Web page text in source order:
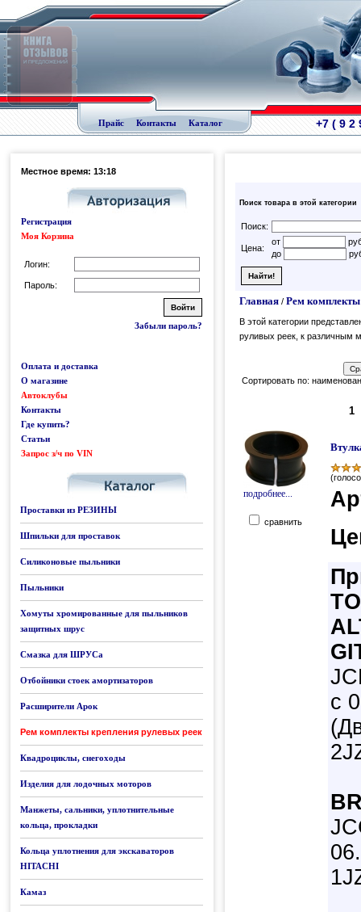
Прайс Контакты Каталог +7 ( 9 2
Местное время: 13:18
Регистрация
Моя Корзина
Логин:
Пароль:
Забыли пароль?
Оплата и доставка
О магазине
Автоклубы
Контакты
Где купить?
Статьи
Запрос з/ч по VIN
Проставки из РЕЗИНЫ
Шпильки для проставок
Силиконовые пыльники
Пыльники
Хомуты хромированные для пыльников
защитных шрус
Смазка для ШРУСа
Отбойники стоек амортизаторов
Расширители Арок
Рем комплекты крепления рулевых реек
Квадроциклы, снегоходы
Изделия для лодочных моторов
Манжеты, сальники, уплотнительные
кольца, прокладки
Кольца уплотнения для экскаваторов
HITACHI
Камаз
Поиск товара в этой категории
Поиск:
Цена:
от
до
Главная / Рем комплекты
В этой категории
руливых реек, к различным
Сортировать по:
1
подробнее...
сравнить
с